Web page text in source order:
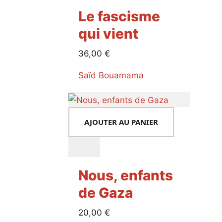
Le fascisme
qui vient
36,00€
Saïd Bouamama
AJOUTER AU PANIER
Nous, enfants
de Gaza
20,00€